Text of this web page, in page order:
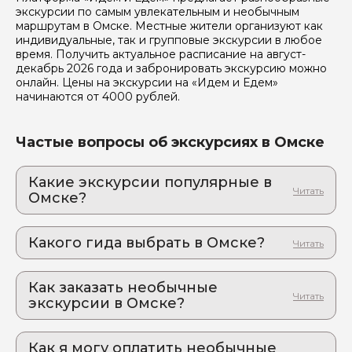
экскурсии по самым увлекательным и необычным
маршрутам в Омске. Местные жители организуют как
индивидуальные, так и групповые экскурсии в любое
время. Получить актуальное расписание на август-
декабрь 2026 года и забронировать экскурсию можно
онлайн. Цены на экскурсии на «Идем и Едем»
начинаются от 4000 рублей.
Частые вопросы об экскурсиях в Омске
Какие экскурсии популярные в
Омске?
влюбиться в город, о котором вы ничего не
знали
Там, где писал Достоевский, и творил Врубель:
нескучная прогулка, которая трогает до глубины
души
Какого гида выбрать в Омске?
2. Олеся.С 577
3. Юлия.П 787
4. Наталья.Д 872
Как заказать необычные
экскурсии в Омске?
Едем»:
Как я могу оплатить необычные